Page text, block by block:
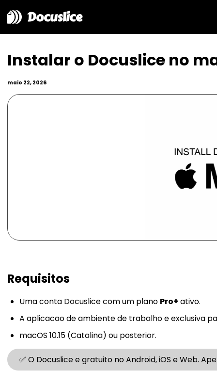
Docuslice
Instalar o Docuslice no
maio 22, 2026
Requisitos
Uma conta Docuslice com um plano Pro+ ativo.
A aplicacao de ambiente de trabalho e exclusiva
macOS 10.15 (Catalina) ou posterior.
✅ O Docuslice e gratuito no Android, iOS e Web.